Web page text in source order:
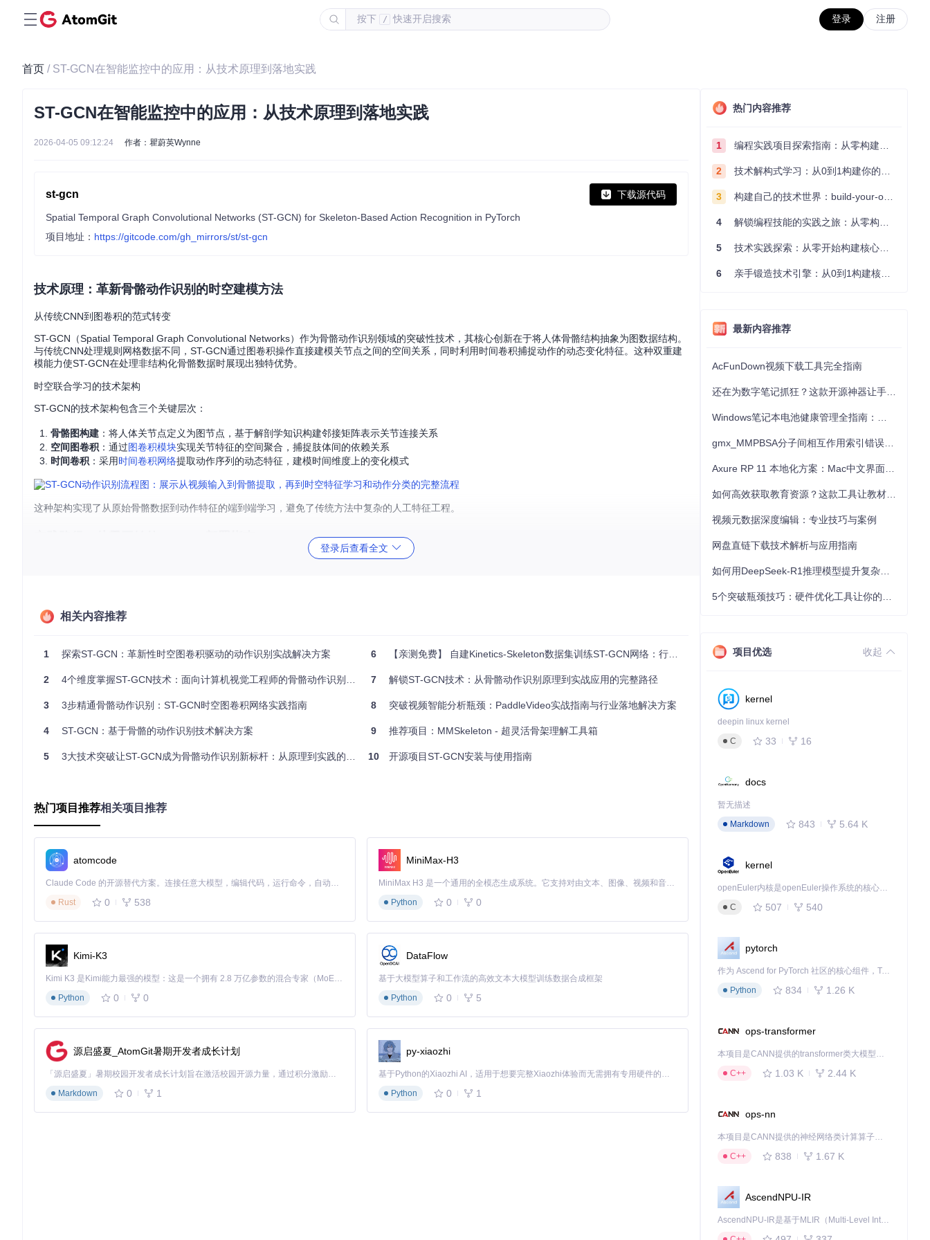
按下 / 快速开启搜索 登录 注册
首页 / ST-GCN在智能监控中的应用：从技术原理到落地实践
ST-GCN在智能监控中的应用：从技术原理到落地实践
2026-04-05 09:12:24 作者：瞿蔚英Wynne
st-gcn 下载源代码
Spatial Temporal Graph Convolutional Networks (ST-GCN) for Skeleton-Based Action Recognition in PyTorch
项目地址： https://gitcode.com/gh_mirrors/st/st-gcn
技术原理：革新骨骼动作识别的时空建模方法
从传统CNN到图卷积的范式转变
ST-GCN（Spatial Temporal Graph Convolutional Networks）作为骨骼动作识别领域的突破性技术，其核心创新在于将人体骨骼结构抽象为图数据结构。
与传统CNN处理规则网格数据不同，ST-GCN通过图卷积操作直接建模关节点之间的空间关系，同时利用时间卷积捕捉动作的动态变化特征。这种双重建
模能力使ST-GCN在处理非结构化骨骼数据时展现出独特优势。
时空联合学习的技术架构
ST-GCN的技术架构包含三个关键层次：
骨骼图构建 ：将人体关节点定义为图节点，基于解剖学知识构建邻接矩阵表示关节连接关系
空间图卷积 ：通过图卷积模块实现关节特征的空间聚合，捕捉肢体间的依赖关系
时间卷积 ：采用时间卷积网络提取动作序列的动态特征，建模时间维度上的变化模式
这种架构实现了从原始骨骼数据到动作特征的端到端学习，避免了传统方法中复杂的人工特征工程。
# 克隆项目仓库
pip install -r requirements.txt
# 下载预训练模型
数据处理与模型运行
数据集准备
python tools/ntu_gendata.py
模型训练与测试
# 训练NTU-RGB+D数据集（xsub协议）
# 测试模型性能
python main.py
# 启动实时动作识别
登录后查看全文
相关内容推荐
1 探索ST-GCN：革新性时空图卷积驱动的动作识别实战解决方案
2 4个维度掌握ST-GCN技术：面向计算机视觉工程师的骨骼动作识别实践指南
3 3步精通骨骼动作识别：ST-GCN时空图卷积网络实践指南
4 ST-GCN：基于骨骼的动作识别技术解决方案
5 3大技术突破让ST-GCN成为骨骼动作识别新标杆：从原理到实践的完整指南
6 【亲测免费】 自建Kinetics-Skeleton数据集训练ST-GCN网络：行为识别新突破
7 解锁ST-GCN技术：从骨骼动作识别原理到实战应用的完整路径
8 突破视频智能分析瓶颈：PaddleVideo实战指南与行业落地解决方案
9 推荐项目：MMSkeleton - 超灵活骨架理解工具箱
10 开源项目ST-GCN安装与使用指南
热门项目推荐相关项目推荐
atomcode
Claude Code 的开源替代方案。连接任意大模型，编辑代码，运行命令，自动验证 — 全自动执行。用 Rust 构建，极致性能。 ｜ An open-source alternative to Claude Code. Connect any LLM, edit code, run commands, and verify changes — autonomously. Built in Rust for speed. Get Started
Rust
0 538
MiniMax-H3
MiniMax H3 是一个通用的全模态生成系统。它支持对由文本、图像、视频和音频组成的多模态上下文进行统一理解，并能生成分辨率高达 2K、时长可达 15 秒的带原生立体声音频的视频。得益于面向任务泛化的系统设计，H3 在预训练阶段就已具备广泛的多模态上下文理解与生成能力，能够出色地执行复杂的多模态指令。
Python
0 0
Kimi-K3
Kimi K3 是Kimi能力最强的模型：这是一个拥有 2.8 万亿参数的混合专家（MoE）模型，具备原生视觉理解能力，并支持 100 万 token 的上下文窗口。
Python
0 0
DataFlow
基于大模型算子和工作流的高效文本大模型训练数据合成框架
Python
0 5
源启盛夏_AtomGit暑期开发者成长计划
「源启盛夏」暑期校园开发者成长计划旨在激活校园开源力量，通过积分激励、认证扶持、资源倾斜等形式，引导高校组织和开发者完成「入驻 — 建项目 — 做贡献 — 获认证 — 得资源」的完整闭环。无论你是想带领社团入驻平台的组织者，还是希望用代码贡献证明自己的开发者，都能在这里找到属于你的成长路径。
Markdown
0 1
py-xiaozhi
基于Python的Xiaozhi AI，适用于想要完整Xiaozhi体验而无需拥有专用硬件的用户。
Python
0 1
热门内容推荐
1 编程实践项目探索指南：从零构建技术能力体系
2 技术解构式学习：从0到1构建你的编程知识体系
3 构建自己的技术世界：build-your-own-x项目的实践探索指南
4 解锁编程技能的实践之旅：从零构建你的技术世界
5 技术实践探索：从零开始构建核心系统的实践指南
6 亲手锻造技术引擎：从0到1构建核心系统的实践指南
最新内容推荐
AcFunDown视频下载工具完全指南
视频元数据深度编辑：专业技巧与案例
网盘直链下载技术解析与应用指南
项目优选 收起
kernel
deepin linux kernel
C
33 16
docs
暂无描述
Markdown
843 5.64 K
kernel
openEuler内核是openEuler操作系统的核心，既是系统性能与稳定性的基石，也是连接处理器、设备与服务的桥梁。
C
507 540
pytorch
作为 Ascend for PyTorch 社区的核心组件，TorchNPU 是昇腾专为 PyTorch 打造的深度学习适配插件，使 PyTorch 框架能够直接调用昇腾 NPU，为开发者提供昇腾 AI 处理器的超强算力。
Python
834 1.26 K
ops-transformer
本项目是CANN提供的transformer类大模型算子库，实现网络在NPU上加速计算。
C++
1.03 K 2.44 K
ops-nn
本项目是CANN提供的神经网络类计算算子库，实现网络在NPU上加速计算。
C++
838 1.67 K
AscendNPU-IR
AscendNPU-IR是基于MLIR（Multi-Level Intermediate Representation）构建的，面向昇腾亲和算子编译时使用的中间表示，提供昇腾完备表达能力，通过编译优化提升昇腾AI处理器计算效率，支持通过生态框架使能昇腾AI处理器与深度调优